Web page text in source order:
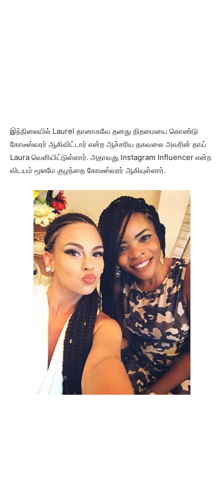
இந்நிலையில் Laurel தானாகவே தனது திறமையை கொண்டு
கோடீஸ்வரர் ஆகிவிட்டார் என்ற ஆச்சரிய தகவலை அவரின் தாய்
Laura வெளியிட்டுள்ளார். அதாவது Instagram Influencer என்ற
விடயம் மூலமே குழந்தை கோடீஸ்வரர் ஆகியுள்ளார்.